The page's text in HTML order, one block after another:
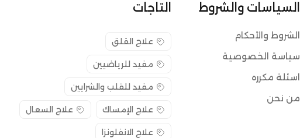
السياسات والشروط
الشروط والأحكام
سياسة الخصوصية
اسئلة مكرره
من نحن
التاجات
علاج القلق
مفيد للرياضيين
مفيد للقلب والشرايين
علاج الإمساك علاج السعال
علاج الانفلونزا